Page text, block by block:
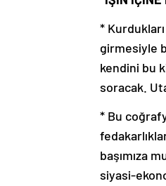
*
girmesiyle
kendini bu
soracak.
* Bu
başımıza
siyasi-